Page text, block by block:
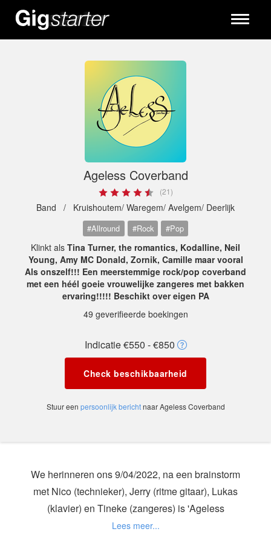
Toggle
Ageless Coverband
(21)
Band / Kruishoutem/ Waregem/ Avelgem/ Deerlijk
#Allround #Rock #Pop
Klinkt als Tina Turner, the romantics, Kodalline, Neil
Young, Amy MC Donald, Zornik, Camille maar vooral
Als onszelf!!! Een meerstemmige rock/pop coverband
met een héél goeie vrouwelijke zangeres met bakken
ervaring!!!!! Beschikt over eigen PA
49 geverifieerde boekingen
Indicatie €550 - €850
Check beschikbaarheid
Stuur een persoonlijk berichtnaar Ageless Coverband
We herinneren ons 9/04/2022, na een brainstorm
met Nico (technieker), Jerry (ritme gitaar), Lukas
(klavier) en Tineke (zangeres) is 'Ageless
Coverband' ge-(her)boren.